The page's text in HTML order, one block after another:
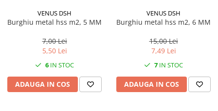
VENUS DSH
Burghiu metal hss m2, 5 MM
7,00 Lei
5,50 Lei
6 IN STOC
ADAUGA IN COS
VENUS DSH
Burghiu metal hss m2, 6 MM
15,00 Lei
7,49 Lei
7 IN STOC
ADAUGA IN COS